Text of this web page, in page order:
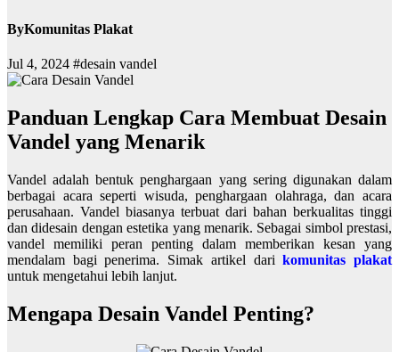
ByKomunitas Plakat
Jul 4, 2024 #desain vandel
Panduan Lengkap Cara Membuat Desain
Vandel yang Menarik
Vandel adalah bentuk penghargaan yang sering digunakan dalam
berbagai acara seperti wisuda, penghargaan olahraga, dan acara
perusahaan. Vandel biasanya terbuat dari bahan berkualitas tinggi
dan didesain dengan estetika yang menarik. Sebagai simbol prestasi,
vandel memiliki peran penting dalam memberikan kesan yang
mendalam bagi penerima. Simak artikel darikomunitas plakat
untuk mengetahui lebih lanjut.
Mengapa Desain Vandel Penting?